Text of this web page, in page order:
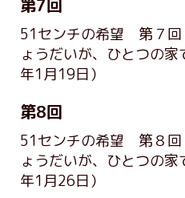
第7回
51センチの希望 第７
ょうだいが、ひとつの家
年1月19日）
第8回
51センチの希望 第８
ょうだいが、ひとつの家
年1月26日）